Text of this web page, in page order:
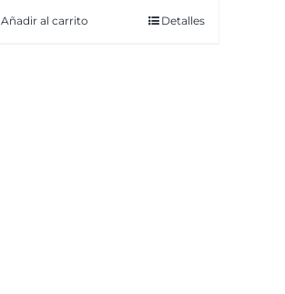
Añadir al carrito Detalles